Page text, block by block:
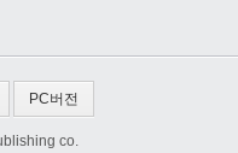
PC버전
co.